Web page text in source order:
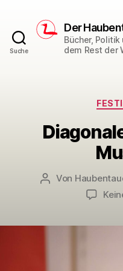
Suche
Der
Bücher, Politik
dem Rest der
Beitragsautor
Von